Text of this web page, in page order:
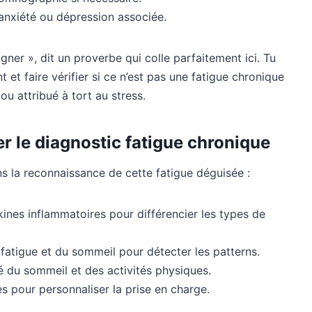
ou dépression associée.
», dit un proverbe qui colle parfaitement ici. Tu
et faire vérifier si ce n’est pas une fatigue chronique
attribué à tort au stress.
le diagnostic fatigue chronique
la reconnaissance de cette fatigue déguisée :
inflammatoires pour différencier les types de
et du sommeil pour détecter les patterns.
sommeil et des activités physiques.
pour personnaliser la prise en charge.